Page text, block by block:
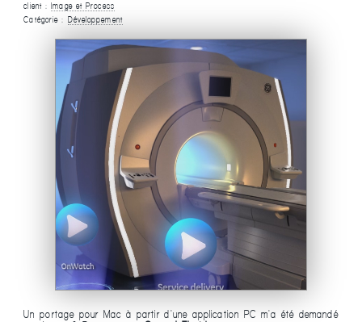
client :Image et Process
Catégorie : Développement
Un portage pour Mac à partir d'une application PC m'a été demandé